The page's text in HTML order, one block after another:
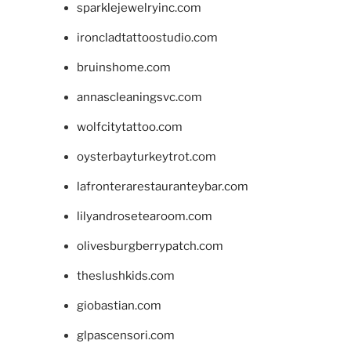
sparklejewelryinc.com
ironcladtattoostudio.com
bruinshome.com
annascleaningsvc.com
wolfcitytattoo.com
oysterbayturkeytrot.com
lafronterarestauranteybar.com
lilyandrosetearoom.com
olivesburgberrypatch.com
theslushkids.com
giobastian.com
glpascensori.com